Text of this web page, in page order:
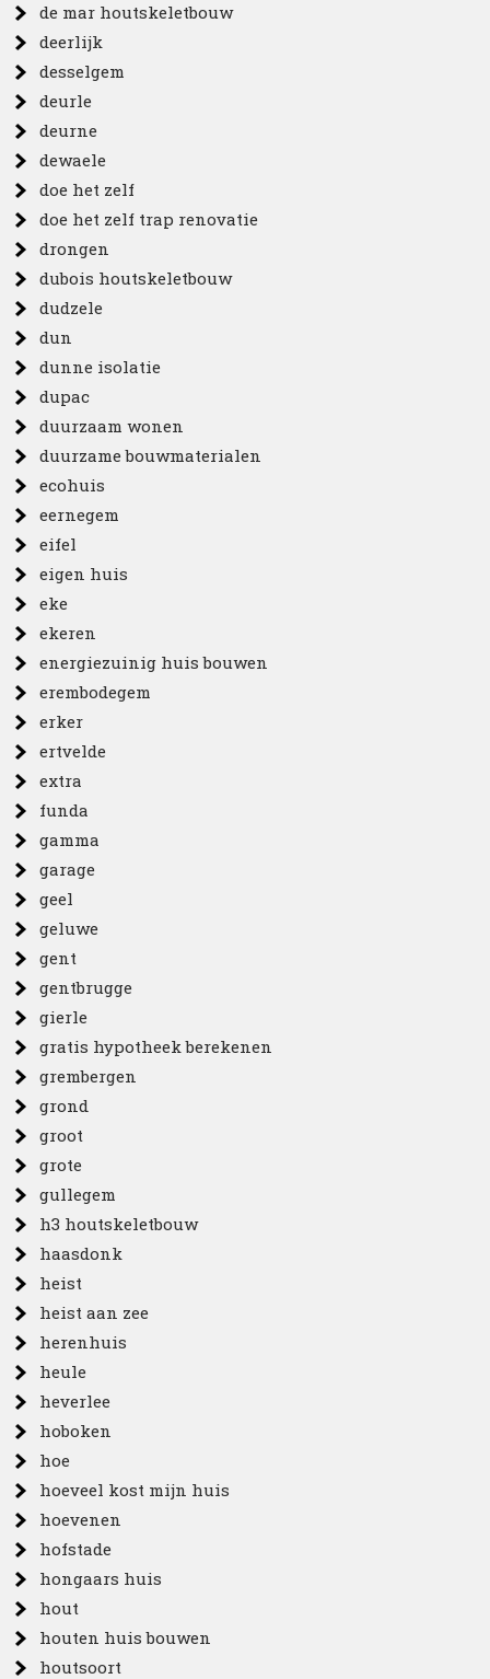
de mar houtskeletbouw
deerlijk
desselgem
deurle
deurne
dewaele
doe het zelf
doe het zelf trap renovatie
drongen
dubois houtskeletbouw
dudzele
dun
dunne isolatie
dupac
duurzaam wonen
duurzame bouwmaterialen
ecohuis
eernegem
eifel
eigen huis
eke
ekeren
energiezuinig huis bouwen
erembodegem
erker
ertvelde
extra
funda
gamma
garage
geel
geluwe
gent
gentbrugge
gierle
gratis hypotheek berekenen
grembergen
grond
groot
grote
gullegem
h3 houtskeletbouw
haasdonk
heist
heist aan zee
herenhuis
heule
heverlee
hoboken
hoe
hoeveel kost mijn huis
hoevenen
hofstade
hongaars huis
hout
houten huis bouwen
houtsoort